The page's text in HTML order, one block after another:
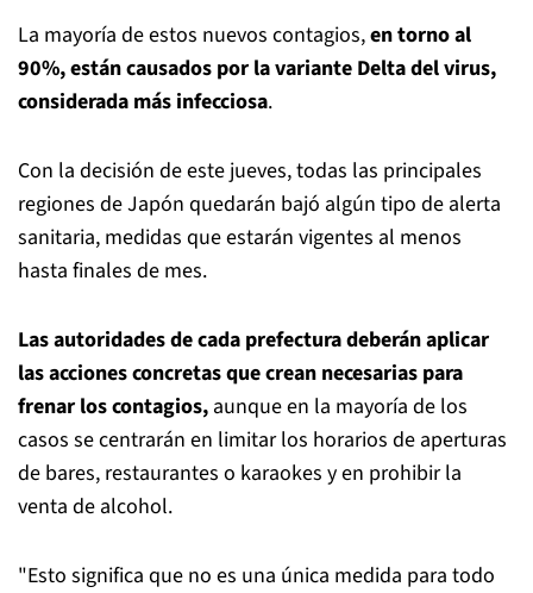
La mayoría de estos nuevos contagios,en torno al
90%, están causados por la variante Delta del virus,
considerada más infecciosa.
Con la decisión de este jueves, todas las principales
regiones de Japón quedarán bajó algún tipo de alerta
sanitaria, medidas que estarán vigentes al menos
hasta finales de mes.
Las autoridades de cada prefectura deberán aplicar
las acciones concretas que crean necesarias para
frenar los contagios, aunque en la mayoría de los
casos se centrarán en limitar los horarios de aperturas
de bares, restaurantes o karaokes y en prohibir la
venta de alcohol.
"Esto significa que no es una única medida para todo